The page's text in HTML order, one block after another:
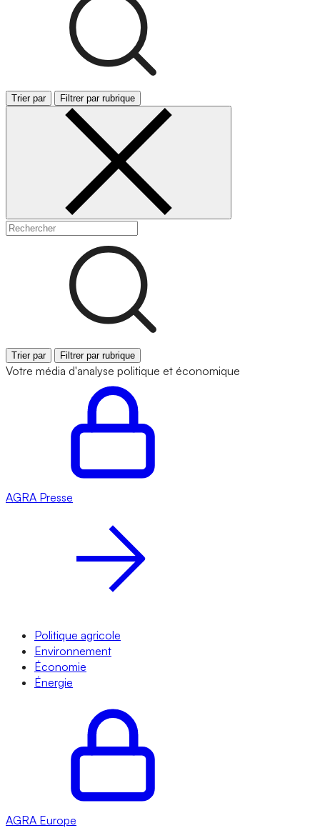
Trier par Filtrer par rubrique
Trier par Filtrer par rubrique
Votre média d'analyse politique et économique
AGRA Presse
Politique agricole
Environnement
Économie
Énergie
AGRA Europe